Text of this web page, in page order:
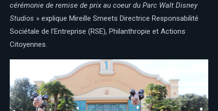
cérémonie de remise de prix au coeur du Parc Walt Disney
Studios » explique Mireille Smeets Directrice Responsabilité
Sociétale de l’Entreprise (RSE), Philanthropie et Actions
Citoyennes.